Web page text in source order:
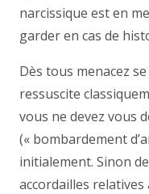
narcissique est en
garder en cas de
Dès tous menacez
ressuscite
vous ne devez vous
(« bombardement
initialement. Sinon
accordailles